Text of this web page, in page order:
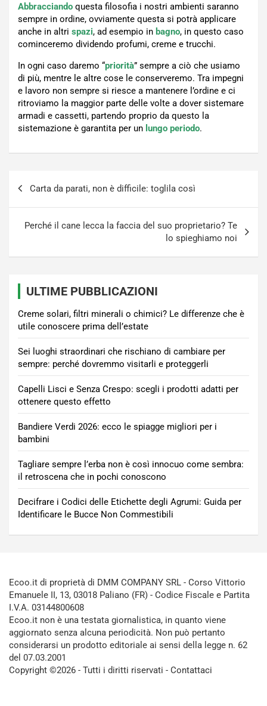
Abbracciando questa filosofia i nostri ambienti saranno
sempre in ordine, ovviamente questa si potrà applicare
anche in altri spazi, ad esempio in bagno, in questo caso
cominceremo dividendo profumi, creme e trucchi.
In ogni caso daremo “priorità” sempre a ciò che usiamo
di più, mentre le altre cose le conserveremo. Tra impegni
e lavoro non sempre si riesce a mantenere l’ordine e ci
ritroviamo la maggior parte delle volte a dover sistemare
armadi e cassetti, partendo proprio da questo la
sistemazione è garantita per un lungo periodo.
Carta da parati, non è difficile: toglila così
Perché il cane lecca la faccia del suo proprietario? Te
lo spieghiamo noi
ULTIME PUBBLICAZIONI
Creme solari, filtri minerali o chimici? Le differenze che è
utile conoscere prima dell’estate
Sei luoghi straordinari che rischiano di cambiare per
sempre: perché dovremmo visitarli e proteggerli
Capelli Lisci e Senza Crespo: scegli i prodotti adatti per
ottenere questo effetto
Bandiere Verdi 2026: ecco le spiagge migliori per i
bambini
Tagliare sempre l’erba non è così innocuo come sembra:
il retroscena che in pochi conoscono
Decifrare i Codici delle Etichette degli Agrumi: Guida per
Identificare le Bucce Non Commestibili
Ecoo.it di proprietà di DMM COMPANY SRL - Corso Vittorio
Emanuele II, 13, 03018 Paliano (FR) - Codice Fiscale e Partita
I.V.A. 03144800608
Ecoo.it non è una testata giornalistica, in quanto viene
aggiornato senza alcuna periodicità. Non può pertanto
considerarsi un prodotto editoriale ai sensi della legge n. 62
del 07.03.2001
Copyright ©2026 - Tutti i diritti riservati - Contattaci